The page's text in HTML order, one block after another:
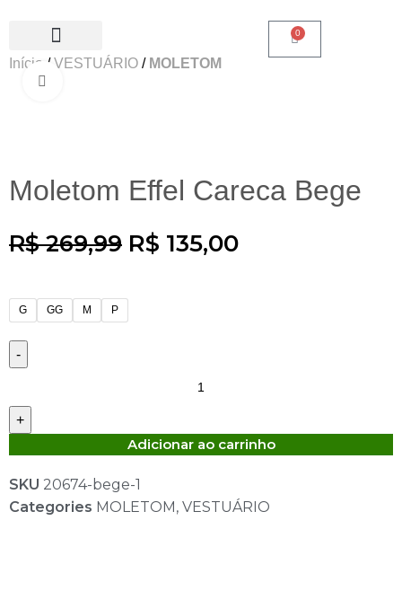
0
Início VESTUÁRIO MOLETOM
Moletom Effel Careca Bege
R$269,99 R$ 135,00
G GG M P
Adicionar ao carrinho
SKU 20674-bege-1
Categories MOLETOM, VESTUÁRIO